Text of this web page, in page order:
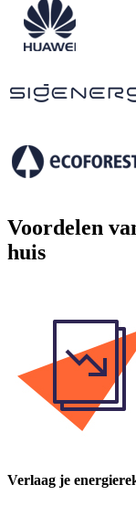
Voordelen
huis
Verlaag je